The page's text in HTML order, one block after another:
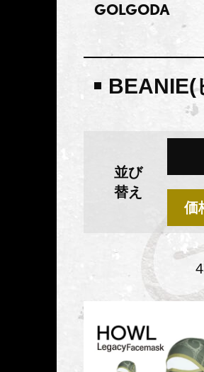
GOLGODA
BEANIE(
並び
替え
価